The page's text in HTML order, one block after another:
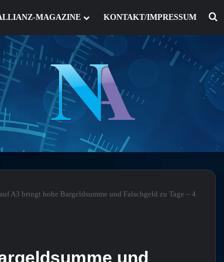
MAGAZINE KONTAKT/IMPRESSUM
A3 bringt hohe Bargeldsumme und Falschgeld zu Tage – 4
und